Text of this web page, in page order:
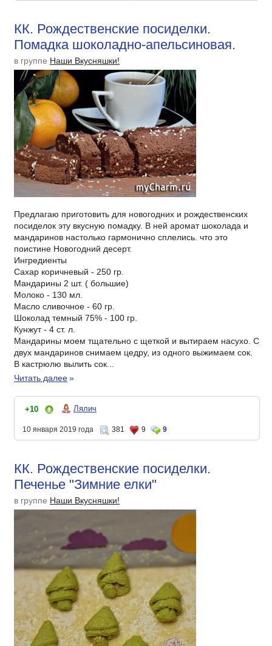
КК. Рождественские посиделки.
Помадка шоколадно-апельсиновая.
в группе Наши Вкусняшки!
Предлагаю приготовить для новогодних и рождественских
посиделок эту вкусную помадку. В ней аромат шоколада и
мандаринов настолько гармонично сплелись. что это
поистине Новогодний десерт.
Ингредиенты
Сахар коричневый - 250 гр.
Мандарины 2 шт. ( большие)
Молоко - 130 мл.
Масло сливочное - 60 гр.
Шоколад темный 75% - 100 гр.
Кунжут - 4 ст. л.
Мандарины моем тщательно с щеткой и вытираем насухо. С
двух мандаринов снимаем цедру, из одного выжимаем сок.
В кастрюлю вылить сок...
Читать далее»
+10 Лялич
10 января 2019 года 381 9 9
КК. Рождественские посиделки.
Печенье "Зимние елки"
в группе Наши Вкусняшки!